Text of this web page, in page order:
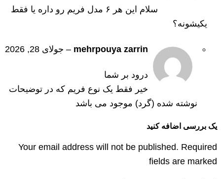
سلام این هر ۶ مدل فریم رو داره یا فقط
یکیشونه؟
mehrpouya zarrin
– جولای 28, 2026
درود بر شما
خیر فقط یک نوع فریم که در توضیحات
نوشته شده (گرد) موجود می باشد
یک بررسی اضافه کنید
Your email address will not be published. Required
fields are marked